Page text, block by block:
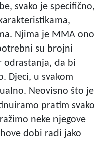
svako je specifično,
Njima je MMA ono
su brojni
odrastanja, da bi
Djeci, u svakom
Neovisno što je
pratim svako
neke njegove
dobi radi jako